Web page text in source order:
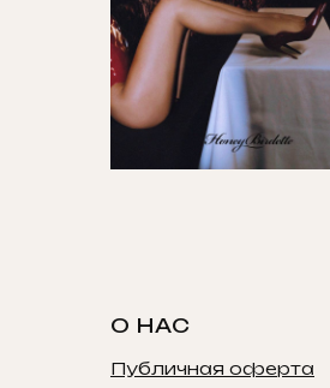
О НАС
Публичная оферта